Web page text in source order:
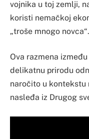
vojnika u toj zemlji,
koristi nemačkoj
„troše mnogo novca“.
Ova razmena
delikatnu prirodu
naročito u
nasleđa iz Drugog